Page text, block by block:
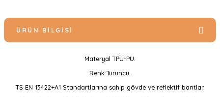
ÜRÜN BILGISI
Materyal TPU-PU.
Renk Turuncu.
TS EN 13422+A1 Standartlarına sahip gövde ve reflektif bantlar.